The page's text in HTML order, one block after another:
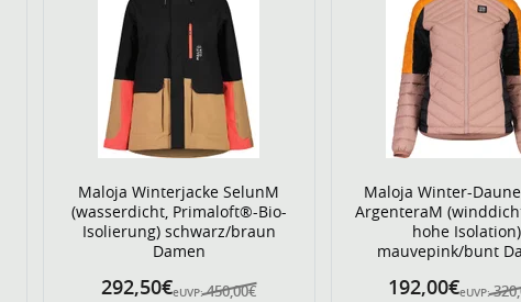
Maloja Winterjacke SelunM
(wasserdicht, Primaloft®-Bio-
Isolierung) schwarz/braun
Damen
eUVP: 450,00€
292,50€
Maloja Winter-
ArgenteraM
hohe Isolation)
mauvepink/bunt
eUVP:
192,00€